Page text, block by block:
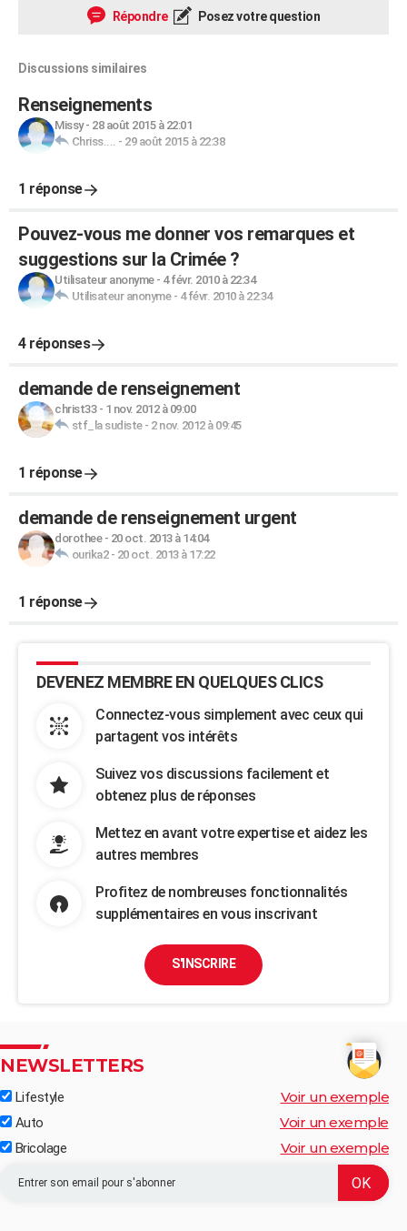
Répondre Posez votre question
Discussions similaires
Renseignements
Missy- 28 août 2015 à 22:01
Chriss.... - 29 août 2015 à 22:38
1 réponse
Pouvez-vous me donner vos remarques et
suggestions sur la Crimée ?
Utilisateur anonyme- 4 févr. 2010 à 22:34
Utilisateur anonyme- 4 févr. 2010 à 22:34
4 réponses
demande de renseignement
christ33- 1 nov. 2012 à 09:00
stf_la sudiste- 2 nov. 2012 à 09:45
1 réponse
demande de renseignement urgent
dorothee- 20 oct. 2013 à 14:04
ourika2- 20 oct. 2013 à 17:22
1 réponse
DEVENEZ MEMBRE EN QUELQUES CLICS
Connectez-vous simplement avec ceux qui
partagent vos intérêts
Suivez vos discussions facilement et
obtenez plus de réponses
Mettez en avant votre expertise et aidez les
autres membres
Profitez de nombreuses fonctionnalités
supplémentaires en vous inscrivant
S'INSCRIRE
NEWSLETTERS
Lifestyle Voir un exemple
Auto Voir un exemple
Bricolage Voir un exemple